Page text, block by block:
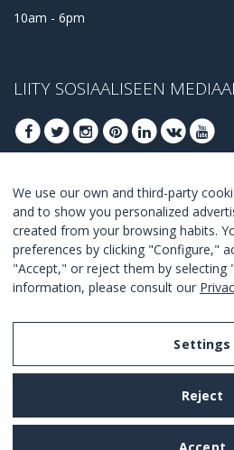
10am - 6pm
LIITY SOSIAALISEEN
LIITY SAADAKSESI PARHAAT
I Agree with the terms and
We use our own and third-party
and to show you personalized
created from your browsing habits.
preferences by clicking "Configure,"
"Accept," or reject them by selecting
information, please consult our
Settings
Reject
Legal
Privacy and
Terms and